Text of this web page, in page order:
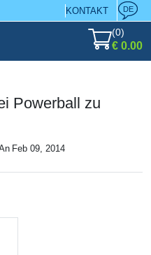
KONTAKT DE
(0)
€ 0.00
Powerball zu
Feb 09, 2014